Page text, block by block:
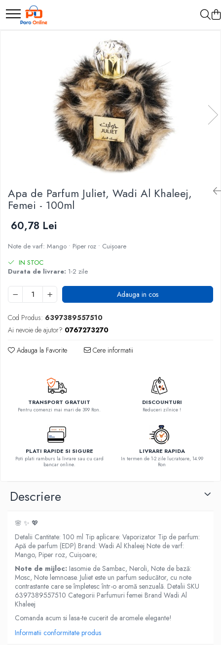
Parfum
Parfumuri Arabesti
Apa de Parfum Juliet, Wadi Al Khaleej,
Femei - 100ml
60,78 Lei
Note de varf: Mango • Piper roz • Cuișoare
IN STOC
Durata de livrare: 1-2 zile
Adauga in cos
Cod Produs: 6397389557510
Ai nevoie de ajutor? 0767273270
Adauga la Favorite Cere informatii
TRANSPORT GRATUIT
Pentru comenzi mai mari de 399 Ron.
DISCOUNTURI
Reduceri zilnice !
PLATI RAPIDE SI SIGURE
Poti plati ramburs la livrare sau cu card
bancar online.
LIVRARE RAPIDA
In termen de 1-2 zile lucratoare, 14.99
Ron
Descriere
🌸 ✨ 💖
Detalii Cantitate: 100 ml Tip aplicare: Vaporizator Tip de parfum:
Apă de parfum (EDP) Brand: Wadi Al Khaleej Note de varf:
Mango, Piper roz, Cuișoare;
Note de mijloc: Iasomie de Sambac, Neroli, Note de bază:
Mosc, Note lemnoase. Juliet este un parfum seducător, cu note
contrastante care se împletesc într-o aromă senzuală. Detalii SKU
6397389557510 Categorii Parfumuri femei Brand Wadi Al
Khaleej
Comanda acum si lasa-te cucerit de aromele elegante!
Informatii conformitate produs